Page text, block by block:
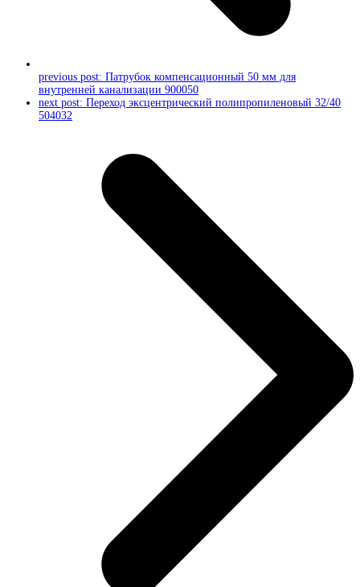
previous post: Патрубок компенсационный 50 мм для
внутренней канализации 900050
next post: Переход эксцентрический полипропиленовый 32/40
504032